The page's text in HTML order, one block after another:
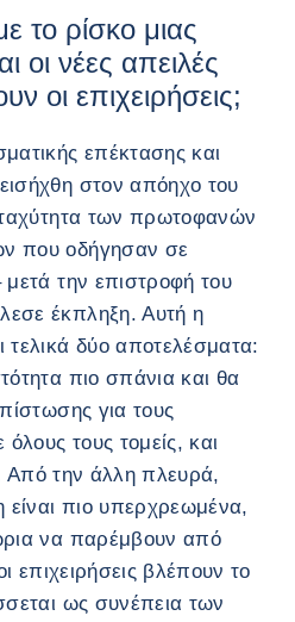
το ρίσκο μιας
οι νέες απειλές
οι επιχειρήσεις;
επέκτασης και
στον απόηχο του
των πρωτοφανών
που οδήγησαν σε
την επιστροφή του
έκπληξη. Αυτή η
τελικά δύο αποτελέσματα:
πιο σπάνια και θα
για τους
όλους τους τομείς, και
Από την άλλη πλευρά,
είναι πιο υπερχρεωμένα,
να παρέμβουν από
επιχειρήσεις βλέπουν το
ως συνέπεια των